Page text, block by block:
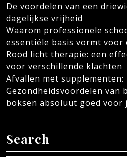
De voordelen van een
dagelijkse vrijheid
Waarom professionele
essentiële basis vormt
Rood licht therapie: een
voor verschillende klachten
Afvallen met
Gezondheidsvoordelen van
boksen absoluut goed voor
Search